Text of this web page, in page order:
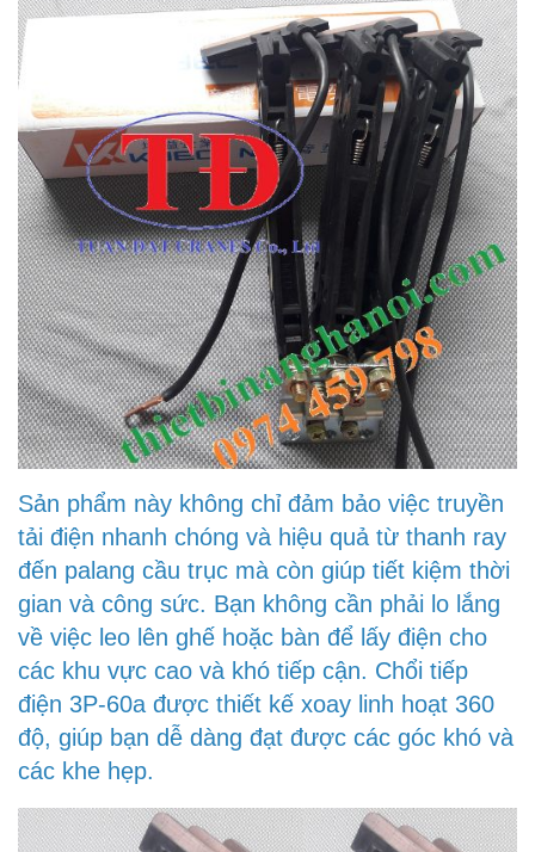
Sản phẩm này không chỉ đảm bảo việc truyền
tải điện nhanh chóng và hiệu quả từ thanh ray
đến palang cầu trục mà còn giúp tiết kiệm thời
gian và công sức. Bạn không cần phải lo lắng
về việc leo lên ghế hoặc bàn để lấy điện cho
các khu vực cao và khó tiếp cận. Chổi tiếp
điện 3P-60a được thiết kế xoay linh hoạt 360
độ, giúp bạn dễ dàng đạt được các góc khó và
các khe hẹp.